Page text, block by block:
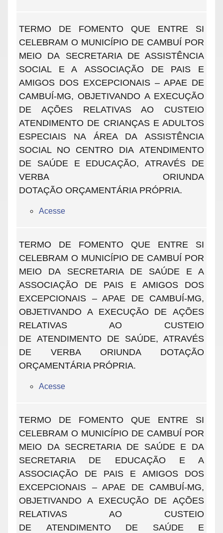
TERMO DE FOMENTO QUE ENTRE SI
CELEBRAM O MUNICÍPIO DE CAMBUÍ POR
MEIO DA SECRETARIA DE ASSISTÊNCIA
SOCIAL E A ASSOCIAÇÃO DE PAIS E
AMIGOS DOS EXCEPCIONAIS – APAE DE
CAMBUÍ-MG, OBJETIVANDO A EXECUÇÃO
DE AÇÕES RELATIVAS AO CUSTEIO
ATENDIMENTO DE CRIANÇAS E ADULTOS
ESPECIAIS NA ÁREA DA ASSISTÊNCIA
SOCIAL NO CENTRO DIA ATENDIMENTO
DE SAÚDE E EDUCAÇÃO, ATRAVÉS DE
VERBA ORIUNDA
DOTAÇÃO ORÇAMENTÁRIA PRÓPRIA.
Acesse
TERMO DE FOMENTO QUE ENTRE SI
CELEBRAM O MUNICÍPIO DE CAMBUÍ POR
MEIO DA SECRETARIA DE SAÚDE E A
ASSOCIAÇÃO DE PAIS E AMIGOS DOS
EXCEPCIONAIS – APAE DE CAMBUÍ-MG,
OBJETIVANDO A EXECUÇÃO DE AÇÕES
RELATIVAS AO CUSTEIO
DE ATENDIMENTO DE SAÚDE, ATRAVÉS
DE VERBA ORIUNDA DOTAÇÃO
ORÇAMENTÁRIA PRÓPRIA.
Acesse
TERMO DE FOMENTO QUE ENTRE SI
CELEBRAM O MUNICÍPIO DE CAMBUÍ POR
MEIO DA SECRETARIA DE SAÚDE E DA
SECRETARIA DE EDUCAÇÃO E A
ASSOCIAÇÃO DE PAIS E AMIGOS DOS
EXCEPCIONAIS – APAE DE CAMBUÍ-MG,
OBJETIVANDO A EXECUÇÃO DE AÇÕES
RELATIVAS AO CUSTEIO
DE ATENDIMENTO DE SAÚDE E